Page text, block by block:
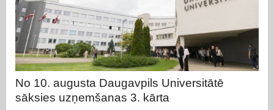
No 10. augusta Daugavpils Universitātē
sāksies uzņemšanas 3. kārta